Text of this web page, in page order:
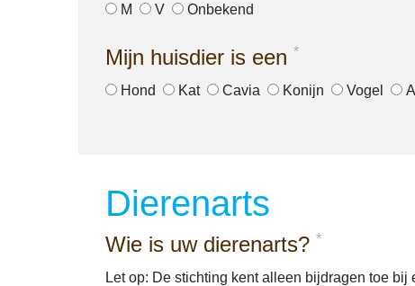
M V Onbekend
Mijn huisdier is een *
Hond Kat Cavia Konijn Vogel
Dierenarts
Wie is uw dierenarts? *
Let op: De stichting kent alleen bijdragen toe